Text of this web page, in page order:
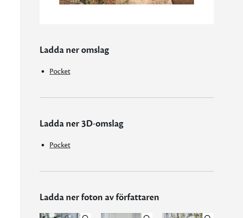
Ladda ner omslag
Pocket
Ladda ner 3D-omslag
Pocket
Ladda ner foton av författaren